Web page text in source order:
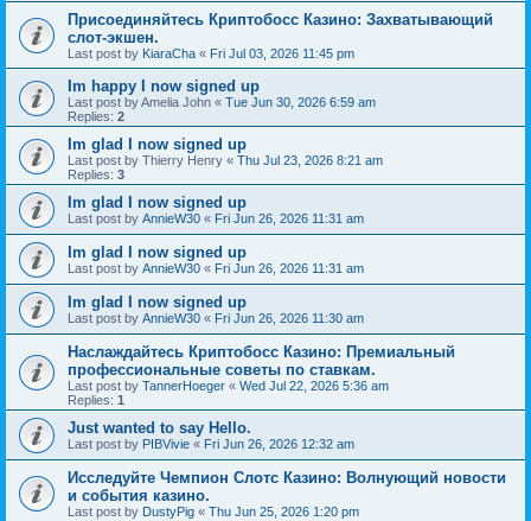
Присоединяйтесь Криптобосс Казино: Захватывающий
слот-экшен.
Last post by KiaraCha « Fri Jul 03, 2026 11:45 pm
Im happy I now signed up
Last post byAmelia John « Tue Jun 30, 2026 6:59 am
Replies: 2
Im glad I now signed up
Last post by Thierry Henry « Thu Jul 23, 2026 8:21 am
Replies: 3
Im glad I now signed up
Last post by AnnieW30 « Fri Jun 26, 2026 11:31 am
Im glad I now signed up
Last post by AnnieW30 « Fri Jun 26, 2026 11:31 am
Im glad I now signed up
Last post by AnnieW30 « Fri Jun 26, 2026 11:30 am
Наслаждайтесь Криптобосс Казино: Премиальный
профессиональные советы по ставкам.
Last post by TannerHoeger « Wed Jul 22, 2026 5:36 am
Replies: 1
Just wanted to say Hello.
Last post by PIBVivie « Fri Jun 26, 2026 12:32 am
Исследуйте Чемпион Слотс Казино: Волнующий новости
и события казино.
Last post by DustyPig « Thu Jun 25, 2026 1:20 pm